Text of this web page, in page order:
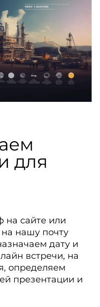
для
на сайте или
на нашу почту
дату и
встречи, на
определяем
презентации и